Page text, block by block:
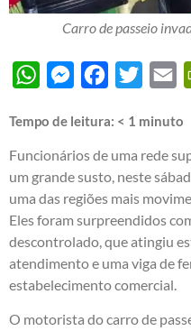
Carro de passeio
WhatsAppMessengerFacebook
Twitter
Tempo de leitura: < 1 minuto
Funcionários de uma rede
um grande susto, neste
uma das regiões mais
Eles foram surpreendidos
descontrolado, que atingiu
atendimento e uma viga de
estabelecimento comercial.
O motorista do carro de